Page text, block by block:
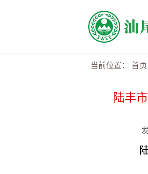
当前位置： 首页
陆丰